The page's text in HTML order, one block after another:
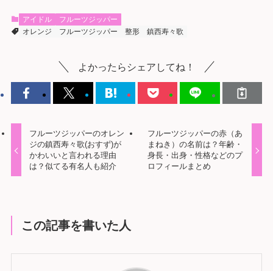
アイドル
フルーツジッパー
オレンジ
フルーツジッパー 整形 鎮西寿々歌
よかったらシェアしてね！
フルーツジッパーのオレン
ジの鎮西寿々歌(おすず)が
かわいいと言われる理由
は？似てる有名人も紹介
フルーツジッパーの赤（あ
まねき）の名前は？年齢・
身長・出身・性格などのプ
ロフィールまとめ
この記事を書いた人